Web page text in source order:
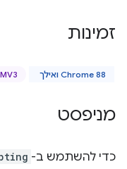
זמינות
Chrome 88 ואילך MV3 ואילך
מניפסט
כדי להשתמש ב-